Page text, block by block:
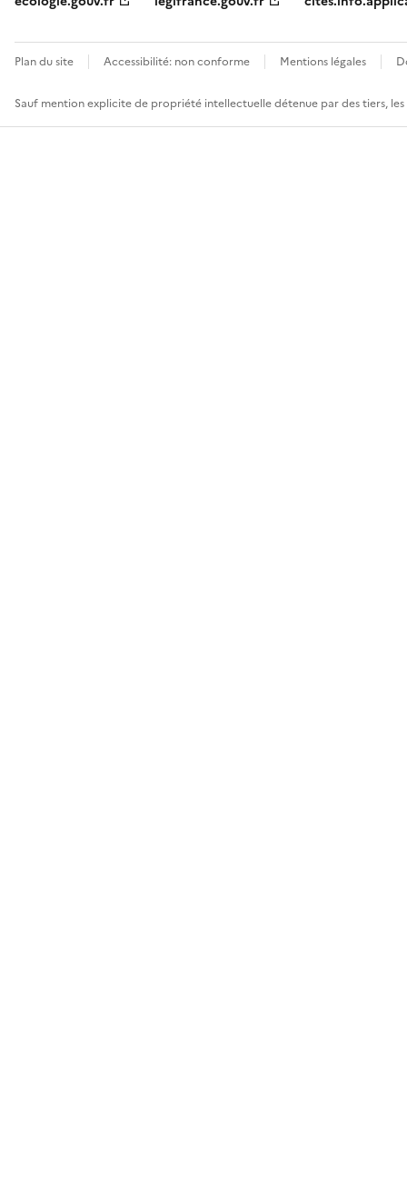
Plan du site Accessibilité: non conforme Mentions légales
Sauf mention explicite de propriété intellectuelle détenue par des tiers,